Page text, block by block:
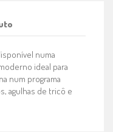
numa
ideal para
num programa
agulhas de tricô e